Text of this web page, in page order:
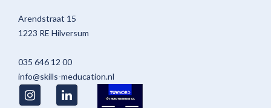
Arendstraat 15
1223 RE Hilversum
035 646 12 00
info@skills-meducation.nl